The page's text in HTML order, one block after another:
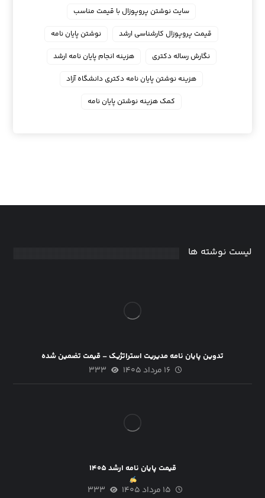
سایت نوشتن پروپوزال با قیمت مناسب
قیمت پروپوزال کارشناسی ارشد
نوشتن پایان نامه
نگارش رساله دکتری
هزینه انجام پایان نامه ارشد
هزینه نوشتن پایان نامه دکتری دانشگاه آزاد
کمک هزینه نوشتن پایان نامه
لیست نوشته ها
تدوین پایان نامه مدیریت استراتژیک – قیمت تضمین شده
۱۶ مرداد ۱۴۰۵ ۳۳۳
قیمت پایان نامه ارشد ۱۴۰۵
۱۵ مرداد ۱۴۰۵ ۳۳۳